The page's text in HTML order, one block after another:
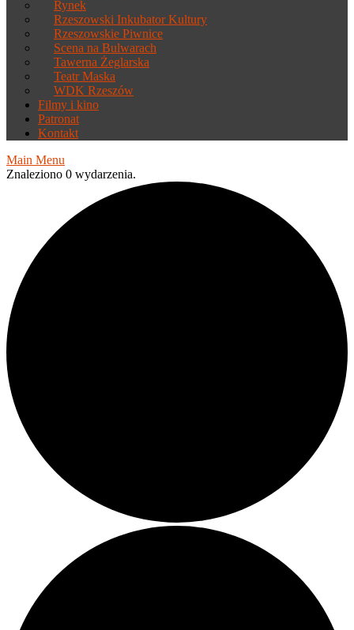
Rynek
Rzeszowski Inkubator Kultury
Rzeszowskie Piwnice
Scena na Bulwarach
Tawerna Żeglarska
Teatr Maska
WDK Rzeszów
Filmy i kino
Patronat
Kontakt
Main Menu
Znaleziono 0 wydarzenia.